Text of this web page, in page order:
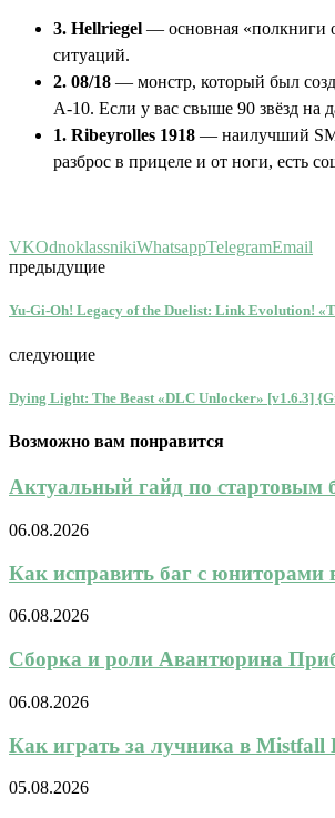
3. Hellriegel — основная «полкниги
ситуаций.
2. 08/18 — монстр, который был
A-10. Если у вас свыше 90 звёзд на
1. Ribeyrolles 1918 — наилучший
разброс в прицеле и от ноги, есть
VKOdnoklassnikiWhatsappTelegramEmail
предыдущие
Yu-Gi-Oh! Legacy of the Duelist: Link Evolution!
следующие
Dying Light: The Beast «DLC Unlocker» [v1.6.3]
Возможно вам понравится
Актуальный гайд по стартовым
06.08.2026
Как исправить баг с юниторами
06.08.2026
Сборка и роли Авантюрина
06.08.2026
Как играть за лучника в Mistfall
05.08.2026